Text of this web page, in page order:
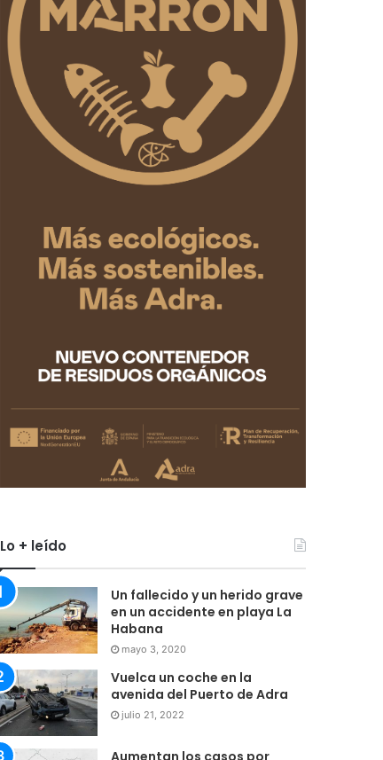
Lo + leído
Un fallecido y un herido grave
en un accidente en playa La
Habana
mayo 3, 2020
Vuelca un coche en la
avenida del Puerto de Adra
julio 21, 2022